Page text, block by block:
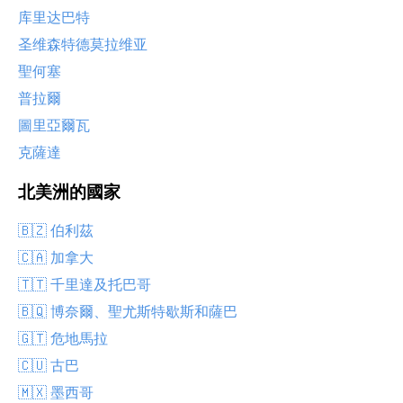
库里达巴特
圣维森特德莫拉维亚
聖何塞
普拉爾
圖里亞爾瓦
克薩達
北美洲的國家
🇧🇿 伯利茲
🇨🇦 加拿大
🇹🇹 千里達及托巴哥
🇧🇶 博奈爾、聖尤斯特歇斯和薩巴
🇬🇹 危地馬拉
🇨🇺 古巴
🇲🇽 墨西哥